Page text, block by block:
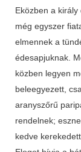
Eközben a
még egyszer
elmennek a
édesapjuknak.
közben legyen
beleegyezett,
aranyszőrű
rendelnek;
kedve